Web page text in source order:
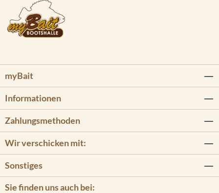
myBait
Informationen
Sie finden uns auch bei:
Zahlungsmethoden
Wir verschicken mit:
Sonstiges